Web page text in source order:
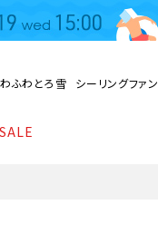
ふわとろ雪 シーリングファン
SALE